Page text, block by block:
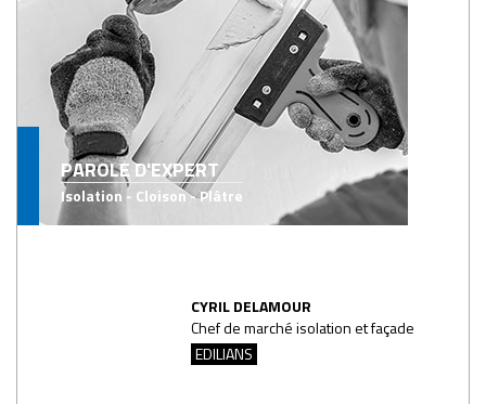
PAROLE D'EXPERT
Isolation - Cloison - Plâtre
CYRIL DELAMOUR
Chef de marché isolation et façade
EDILIANS